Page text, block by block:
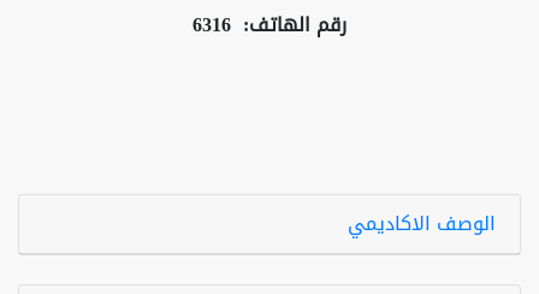
رقم الهاتف: 6316
الوصف الاكاديمي